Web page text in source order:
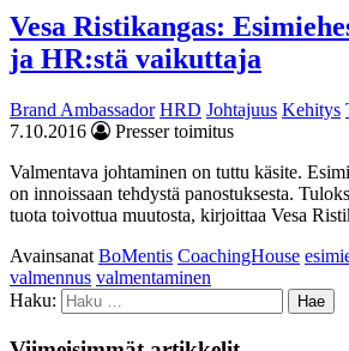
Vesa Ristikangas:
ja HR:stä vaikuttaja
Brand Ambassador HRD Johtajuus Kehitys
7.10.2016
Presser toimitus
Valmentava johtaminen on tuttu käsite.
on innoissaan tehdystä panostuksesta.
tuota toivottua muutosta, kirjoittaa Vesa
Avainsanat BoMentis CoachingHouse
valmennus valmentaminen
Haku: